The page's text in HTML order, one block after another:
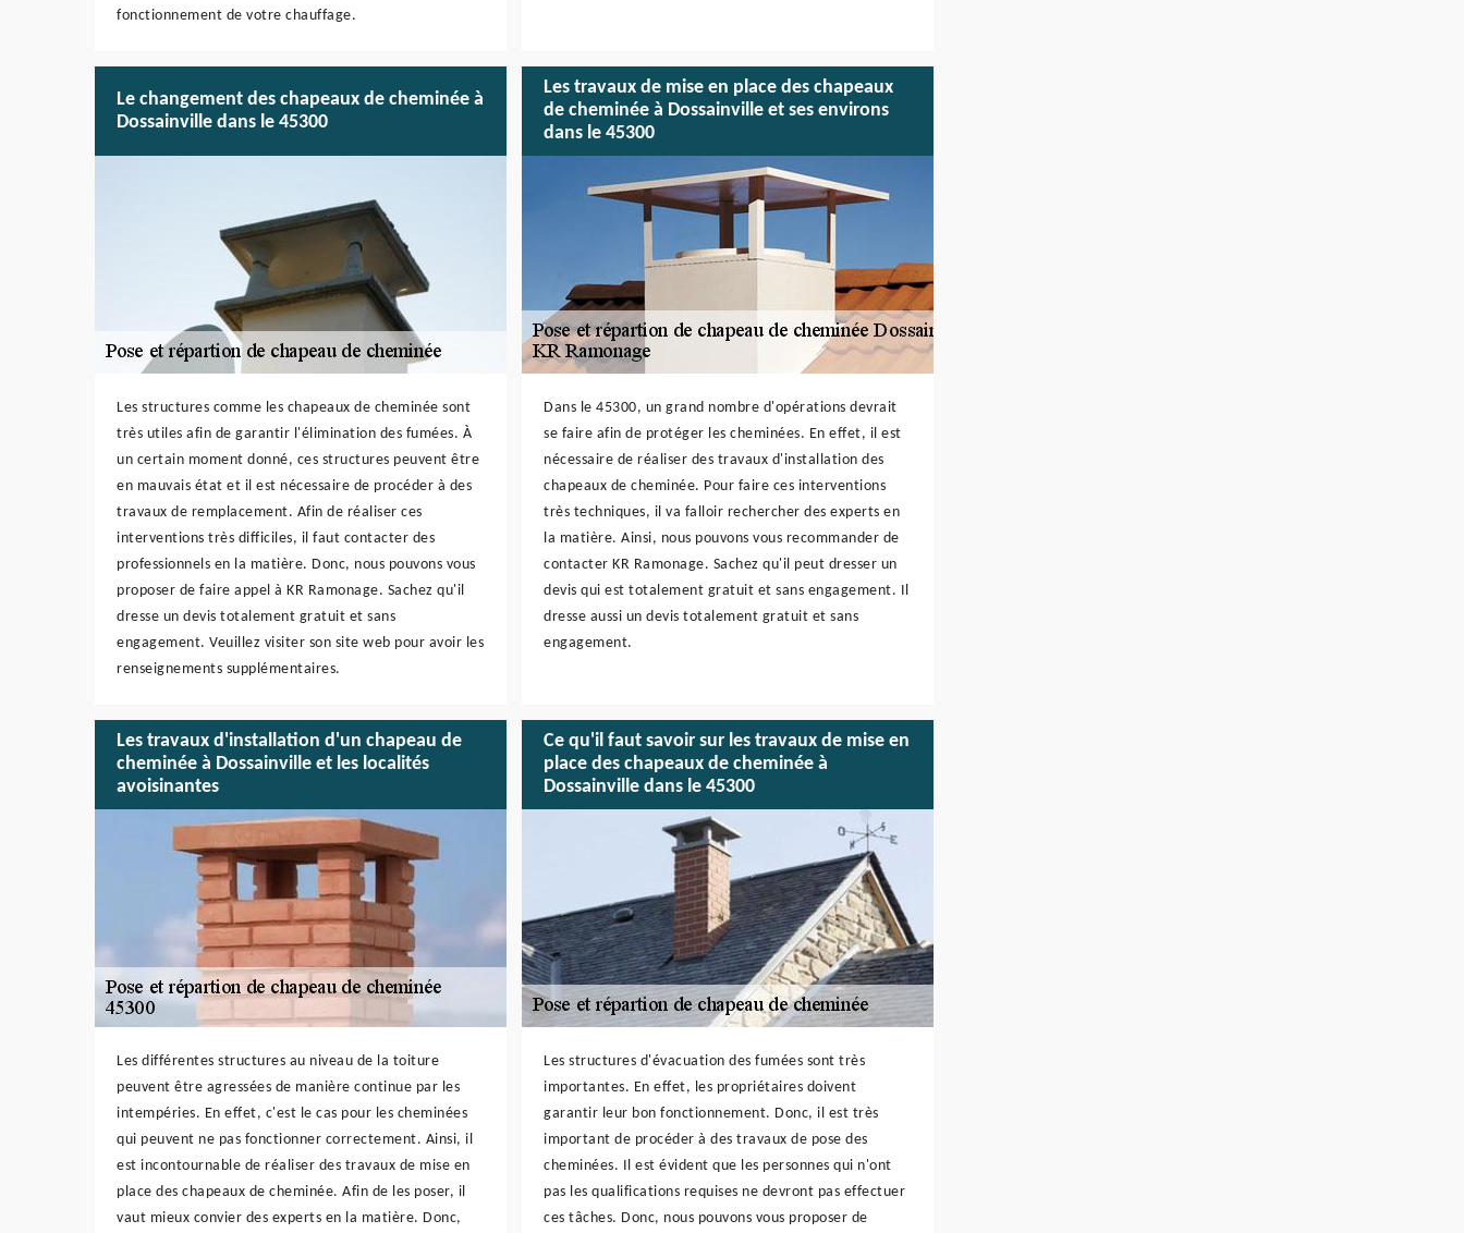
fonctionnement de votre chauffage.
Le changement des chapeaux de cheminée à
Dossainville dans le 45300
Les structures comme les chapeaux de cheminée sont
très utiles afin de garantir l'élimination des fumées. À
un certain moment donné, ces structures peuvent être
en mauvais état et il est nécessaire de procéder à des
travaux de remplacement. Afin de réaliser ces
interventions très difficiles, il faut contacter des
professionnels en la matière. Donc, nous pouvons vous
proposer de faire appel à KR Ramonage. Sachez qu'il
dresse un devis totalement gratuit et sans
engagement. Veuillez visiter son site web pour avoir les
renseignements supplémentaires.
Les travaux de mise en place des chapeaux
de cheminée à Dossainville et ses environs
dans le 45300
Dans le 45300, un grand nombre d'opérations devrait
se faire afin de protéger les cheminées. En effet, il est
nécessaire de réaliser des travaux d'installation des
chapeaux de cheminée. Pour faire ces interventions
très techniques, il va falloir rechercher des experts en
la matière. Ainsi, nous pouvons vous recommander de
contacter KR Ramonage. Sachez qu'il peut dresser un
devis qui est totalement gratuit et sans engagement. Il
dresse aussi un devis totalement gratuit et sans
engagement.
Les travaux d'installation d'un chapeau de
cheminée à Dossainville et les localités
avoisinantes
Les différentes structures au niveau de la toiture
peuvent être agressées de manière continue par les
intempéries. En effet, c'est le cas pour les cheminées
qui peuvent ne pas fonctionner correctement. Ainsi, il
est incontournable de réaliser des travaux de mise en
place des chapeaux de cheminée. Afin de les poser, il
vaut mieux convier des experts en la matière. Donc,
Ce qu'il faut savoir sur les travaux de mise en
place des chapeaux de cheminée à
Dossainville dans le 45300
Les structures d'évacuation des fumées sont très
importantes. En effet, les propriétaires doivent
garantir leur bon fonctionnement. Donc, il est très
important de procéder à des travaux de pose des
cheminées. Il est évident que les personnes qui n'ont
pas les qualifications requises ne devront pas effectuer
ces tâches. Donc, nous pouvons vous proposer de